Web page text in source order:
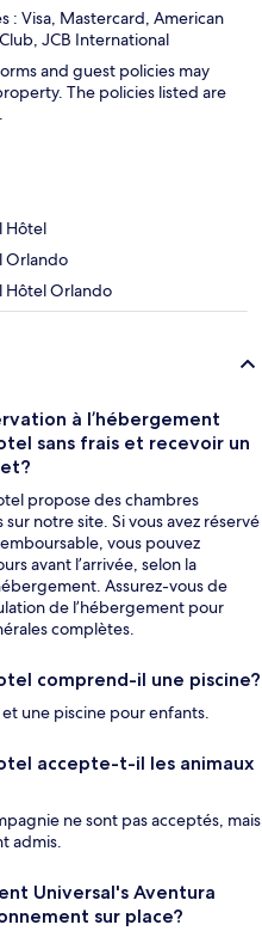
: Visa, Mastercard, American
JCB International
and guest policies may
The policies listed are
Hôtel
Orlando
Hôtel Orlando
à l’hébergement
sans frais et recevoir un
propose des chambres
notre site. Si vous avez réservé
vous pouvez
avant l’arrivée, selon la
Assurez-vous de
de l’hébergement pour
complètes.
comprend-il une piscine?
une piscine pour enfants.
accepte-t-il les animaux
ne sont pas acceptés, mais
admis.
Universal's Aventura
sur place?